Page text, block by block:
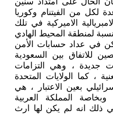
لكل من الفيتنام وكوريا
الاميركية في تلك
لمنطقة المحيط الهادي
في عداد حسابات الأمن
للاتفاق بين السعودية
جديدة ، وهي التزامات
، كما الولايات المتحدة
بعين الاعتبار ، هي
المملكة العربية
ذلك انه لم يكن لها ارث